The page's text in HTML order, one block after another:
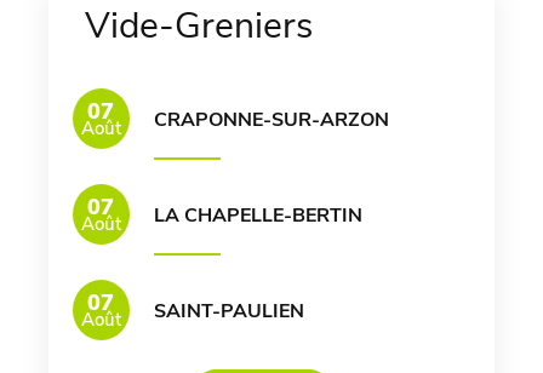
Vide-Greniers
07
Août CRAPONNE-SUR-ARZON
07
Août LA CHAPELLE-BERTIN
07
Août SAINT-PAULIEN